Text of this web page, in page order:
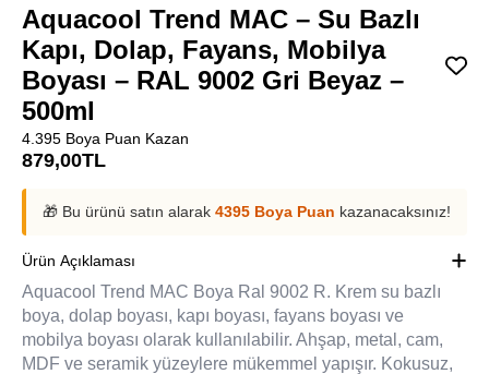
Aquacool Trend MAC – Su Bazlı
Kapı, Dolap, Fayans, Mobilya
Boyası – RAL 9002 Gri Beyaz –
500ml
4.395 Boya Puan Kazan
879,00TL
🎁 Bu ürünü satın alarak 4395 Boya Puan kazanacaksınız!
Ürün Açıklaması
Aquacool Trend MAC Boya Ral 9002 R. Krem su bazlı
boya, dolap boyası, kapı boyası, fayans boyası ve
mobilya boyası olarak kullanılabilir. Ahşap, metal, cam,
MDF ve seramik yüzeylere mükemmel yapışır. Kokusuz,